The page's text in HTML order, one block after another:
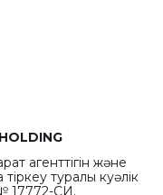
агенттігін және
туралы куәлік
17772-СИ.